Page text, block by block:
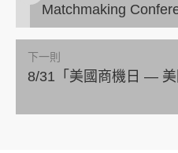
Matchmaking
下一則
8/31「美國商機日 — 美